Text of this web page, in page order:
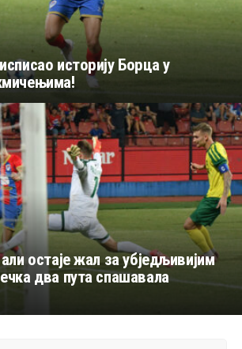
историју Борца у
остаје жал за убједљивијим
два пута спашавала